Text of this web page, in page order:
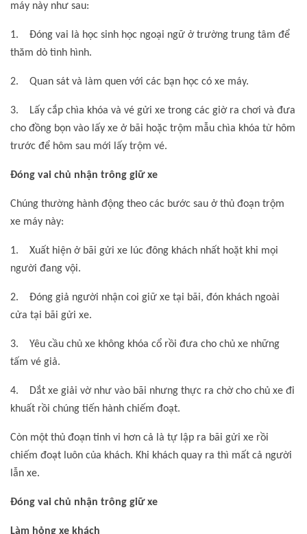
máy này như sau:
1. Đóng vai là học sinh học ngoại ngữ ở trường trung tâm để
thăm dò tình hình.
2. Quan sát và làm quen với các bạn học có xe máy.
3. Lấy cắp chìa khóa và vé gửi xe trong các giờ ra chơi và đưa
cho đồng bọn vào lấy xe ở bãi hoặc trộm mẫu chìa khóa từ hôm
trước để hôm sau mới lấy trộm vé.
Đóng vai chủ nhận trông giữ xe
Chúng thường hành động theo các bước sau ở thủ đoạn trộm
xe máy này:
1. Xuất hiện ở bãi gửi xe lúc đông khách nhất hoặt khi mọi
người đang vội.
2. Đóng giả người nhận coi giữ xe tại bãi, đón khách ngoài
cửa tại bãi gửi xe.
3. Yêu cầu chủ xe không khóa cổ rồi đưa cho chủ xe những
tấm vé giả.
4. Dắt xe giải vờ như vào bãi nhưng thực ra chờ cho chủ xe đi
khuất rồi chúng tiến hành chiếm đoạt.
Còn một thủ đoạn tinh vi hơn cả là tự lập ra bãi gửi xe rồi
chiếm đoạt luôn của khách. Khi khách quay ra thì mất cả người
lẫn xe.
Đóng vai chủ nhận trông giữ xe
Làm hỏng xe khách